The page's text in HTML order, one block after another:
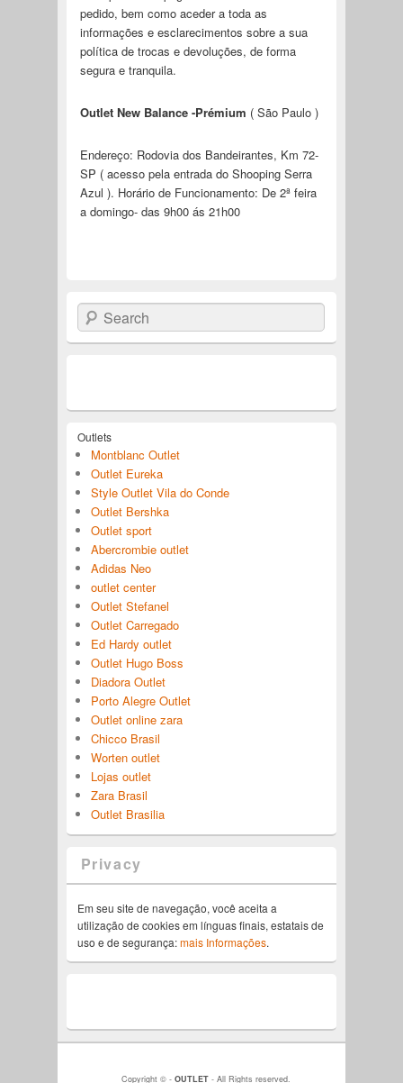
pedido, bem como aceder a toda as
informações e esclarecimentos sobre a sua
política de trocas e devoluções, de forma
segura e tranquila.
Outlet New Balance -Prémium ( São Paulo )
Endereço: Rodovia dos Bandeirantes, Km 72-
SP ( acesso pela entrada do Shooping Serra
Azul ). Horário de Funcionamento: De 2ª feira
a domingo- das 9h00 ás 21h00
Search
Outlets
Montblanc Outlet
Outlet Eureka
Style Outlet Vila do Conde
Outlet Bershka
Outlet sport
Abercrombie outlet
Adidas Neo
outlet center
Outlet Stefanel
Outlet Carregado
Ed Hardy outlet
Outlet Hugo Boss
Diadora Outlet
Porto Alegre Outlet
Outlet online zara
Chicco Brasil
Worten outlet
Lojas outlet
Zara Brasil
Outlet Brasilia
Privacy
Em seu site de navegação, você aceita a
utilização de cookies em línguas finais, estatais de
uso e de segurança:mais Informações.
Copyright © - OUTLET- All Rights reserved.